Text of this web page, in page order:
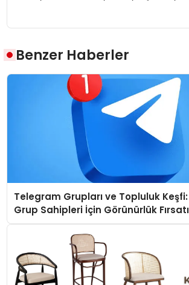
Benzer Haberler
Telegram Grupları ve Topluluk
Grup Sahipleri İçin Görünürlük Fırsatı